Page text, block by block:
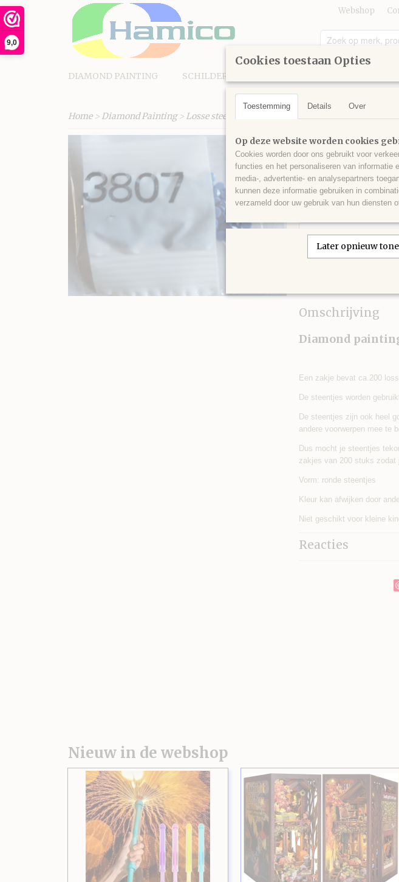
9,0
Webshop
DIAMOND PAINTING SCHILDEREN OP NUMMER
Home> Diamond Painting> Losse steentjes rond Kleuren vanaf 3800>Ronde
Ronde
€ 0,30 (inclusief btw
✓Op voorraad
Omschrijving
Diamond
Een zakje bevat ca.200
De steentjes worden
De steentjes zijn ook heel
andere voorwerpen mee te
Dus mocht je steentjes
zakjes van 200 stuks zodat
Vorm: ronde steentjes
Kleur kan afwijken door
Niet geschikt voor kleine
Reacties
Nieuw in de webshop
Cookies toestaan Opties
Toestemming Details Over
Op deze website worden cookies
Cookies worden door ons gebruikt voor
functies en het personaliseren van informatie
media-, advertentie- en analysepartners
kunnen deze informatie gebruiken in
verzameld door uw gebruik van hun diensten
Later opnieuw